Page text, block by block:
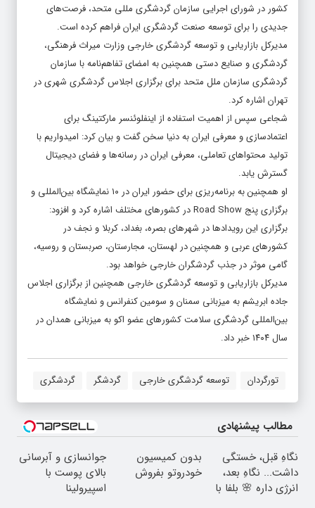
کشور در شورای اجرایی سازمان گردشگری مللی متحد، فرصت‌های
جدیدی را برای توسعه صنعت گردشگری ایران فراهم کرده است.
مدیرکل بازاریابی و توسعه گردشگری خارجی وزارت میراث فرهنگی،
گردشگری و صنایع دستی همچنین به امضای تفاهم‌نامه با سازمان
گردشگری سازمان ملل متحد برای برگزاری اجلاس گردشگری شهری در
تهران اشاره کرد.
شجاعی سپس از اهمیت استفاده از اینفلوئنسر مارکتینگ برای
اعتمادسازی و معرفی ایران به دنیا سخن گفت و بیان کرد: امیدواریم با
تولید محتواهای تعاملی، معرفی ایران در رسانه‌ها و فضای دیجیتال
گسترش یابد.
او همچنین به برنامه‌ریزی برای حضور ایران در ۱۰ نمایشگاه بین‌المللی و
برگزاری پنج Road Show در کشورهای مختلف اشاره کرد و افزود:
برگزاری این رویدادها در شهرهای بصره، بغداد، کربلا و نجف در
کشورهای عربی و همچنین در لهستان، مجارستان، صربستان و روسیه،
گامی موثر در جذب گردشگران خارجی خواهد بود.
مدیرکل بازاریابی و توسعه گردشگری خارجی همچنین از برگزاری اجلاس
جاده ابریشم به میزبانی سمنان و سومین کنفرانس و نمایشگاه
بین‌المللی گردشگری سلامت کشورهای عضو اکو به میزبانی همدان در
سال ۱۴۰۴ خبر داد.
تورگردان توسعه گردشگری خارجی گردشگر گردشگری
مطالب پیشنهادی
نگاهِ قبل، خستگی
داشت... نگاهِ بعد،
انرژی داره 🌸 بلفا با
بدون کمیسیون
خودروتو بفروش
جوانسازی و آبرسانی
بالای پوست با
اسپیرولینا